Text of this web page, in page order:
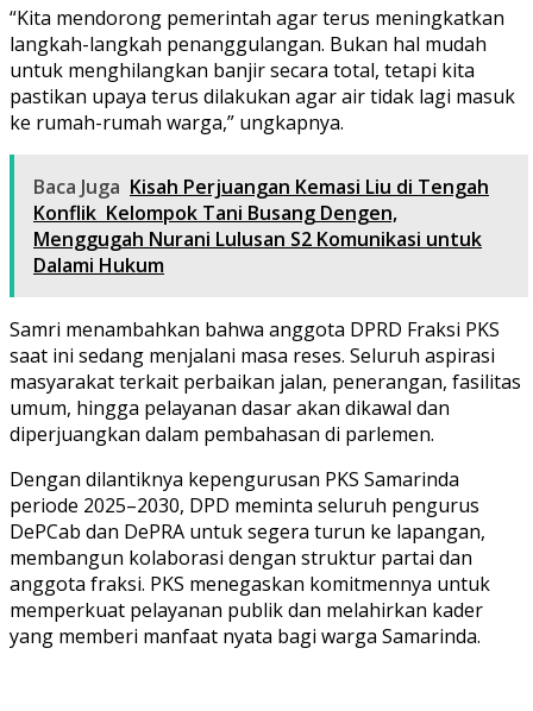
“Kita mendorong pemerintah agar terus meningkatkan
langkah-langkah penanggulangan. Bukan hal mudah
untuk menghilangkan banjir secara total, tetapi kita
pastikan upaya terus dilakukan agar air tidak lagi masuk
ke rumah-rumah warga,” ungkapnya.
Baca Juga Kisah Perjuangan Kemasi Liu di Tengah
Konflik Kelompok Tani Busang Dengen,
Menggugah Nurani Lulusan S2 Komunikasi untuk
Dalami Hukum
Samri menambahkan bahwa anggota DPRD Fraksi PKS
saat ini sedang menjalani masa reses. Seluruh aspirasi
masyarakat terkait perbaikan jalan, penerangan, fasilitas
umum, hingga pelayanan dasar akan dikawal dan
diperjuangkan dalam pembahasan di parlemen.
Dengan dilantiknya kepengurusan PKS Samarinda
periode 2025–2030, DPD meminta seluruh pengurus
DePCab dan DePRA untuk segera turun ke lapangan,
membangun kolaborasi dengan struktur partai dan
anggota fraksi. PKS menegaskan komitmennya untuk
memperkuat pelayanan publik dan melahirkan kader
yang memberi manfaat nyata bagi warga Samarinda.